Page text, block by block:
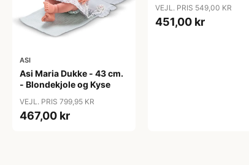
ASI
Asi Maria Dukke - 43 cm.
- Blondekjole og Kyse
VEJL. PRIS 799,95 KR
467,00 kr
VEJL. PRIS 549,00 KR
451,00 kr